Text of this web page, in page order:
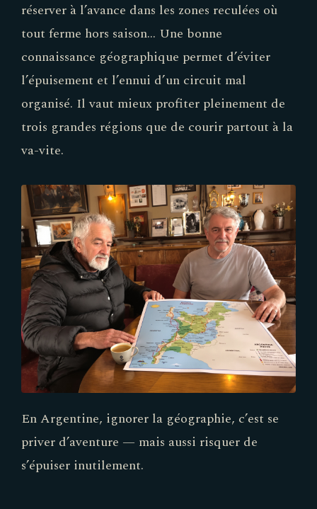
réserver à l’avance dans les zones reculées où
tout ferme hors saison… Une bonne
connaissance géographique permet d’éviter
l’épuisement et l’ennui d’un circuit mal
organisé. Il vaut mieux profiter pleinement de
trois grandes régions que de courir partout à la
va-vite.
En Argentine, ignorer la géographie, c’est se
priver d’aventure — mais aussi risquer de
s’épuiser inutilement.